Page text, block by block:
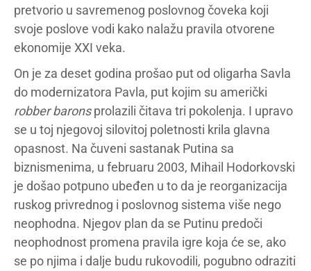
pretvorio u savremenog poslovnog čoveka koji
svoje poslove vodi kako nalažu pravila otvorene
ekonomije XXI veka.
On je za deset godina prošao put od oligarha Savla
do modernizatora Pavla, put kojim su američki
robber baronsprolazili čitava tri pokolenja. I upravo
se u toj njegovoj silovitoj poletnosti krila glavna
opasnost. Na čuveni sastanak Putina sa
biznismenima, u februaru 2003, Mihail Hodorkovski
je došao potpuno ubeđen u to da je reorganizacija
ruskog privrednog i poslovnog sistema više nego
neophodna. Njegov plan da se Putinu predoči
neophodnost promena pravila igre koja će se, ako
se po njima i dalje budu rukovodili, pogubno odraziti